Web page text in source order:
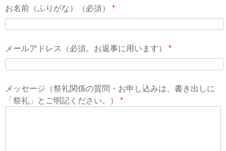
お名前（ふりがな）（必須） *
メールアドレス（必須。お返事に用います） *
メッセージ（祭礼関係の質問・お申し込みは、書き出しに
「祭礼」とご明記ください。） *